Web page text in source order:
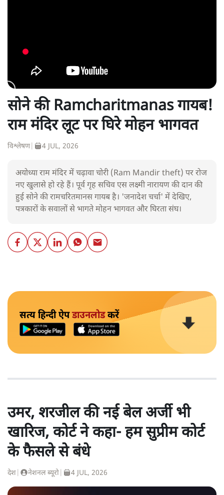
सोने की Ramcharitmanas गायब!
राम मंदिर लूट पर घिरे मोहन भागवत
विश्लेषण| 4 JUL, 2026
अयोध्या राम मंदिर में चढ़ावा चोरी (Ram Mandir theft) पर रोज
नए खुलासे हो रहे हैं। पूर्व गृह सचिव एस लक्ष्मी नारायण की दान की
हुई सोने की रामचरितमानस गायब है। 'जनादेश चर्चा' में देखिए,
पत्रकारों के सवालों से भागते मोहन भागवत और घिरता संघ।
सत्य हिन्दी ऐपडाउनलोडकरें
उमर, शरजील की नई बेल अर्जी भी
खारिज, कोर्ट ने कहा- हम सुप्रीम कोर्ट
के फैसले से बंधे
देश नेशनल ब्यूरो 4 JUL, 2026